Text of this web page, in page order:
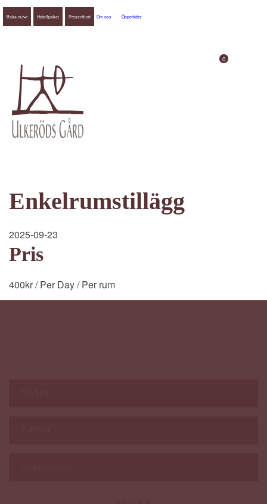
0
Boka nu Hotellpaket Presentkort Om oss Öppettider
Enkelrumstillägg
2025-09-23
Pris
400kr/ Per Day/ Per rum